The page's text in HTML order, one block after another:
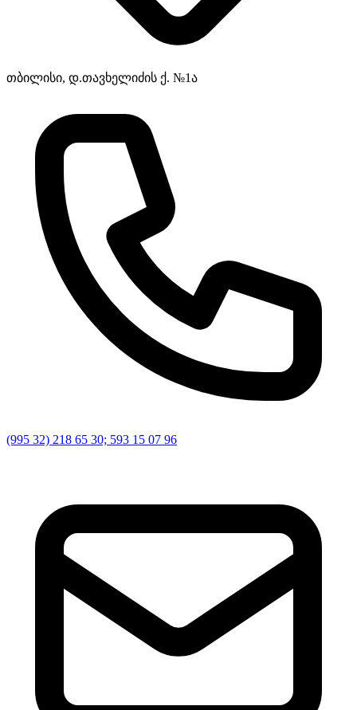
თბილისი, დ.თავხელიძის ქ. №1ა
(995 32) 218 65 30; 593 15 07 96